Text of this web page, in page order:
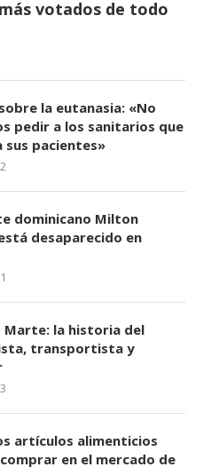
votados de todo
la eutanasia: «No
pedir a los sanitarios que
sus pacientes»
dominicano Milton
desaparecido en
Marte: la historia del
transportista y
artículos alimenticios
en el mercado de